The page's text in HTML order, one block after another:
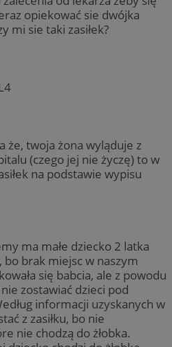
opiekować sie dwójka
mi sie taki zasiłek?
że, twoja żona wyląduje z
(czego jej nie życzę) to w
na podstawie wypisu
ma małe dziecko 2 latka
bo brak miejsc w naszym
się babcia, ale z powodu
zostawiać dzieci pod
informacji uzyskanych w
z zasiłku, bo nie
nie chodzą do żłobka.